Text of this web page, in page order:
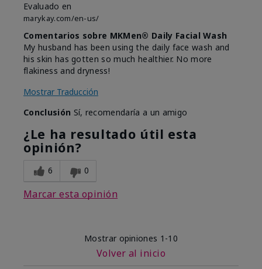
Evaluado en
marykay.com/en-us/
Comentarios sobre MKMen® Daily Facial Wash
My husband has been using the daily face wash and
his skin has gotten so much healthier. No more
flakiness and dryness!
Mostrar Traducción
Conclusión Sí, recomendaría a un amigo
¿Le ha resultado útil esta
opinión?
6 0
Marcar esta opinión
Mostrar opiniones 1-10
Volver al inicio